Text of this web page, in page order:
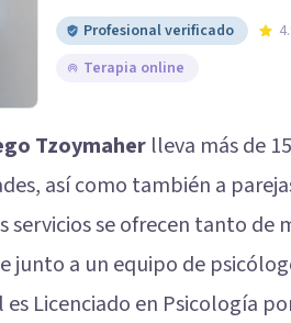
Profesional verificado
Terapia online
Tzoymaher lleva más de
así como también a
servicios se ofrecen tanto de
junto a un equipo de
Licenciado en Psicología